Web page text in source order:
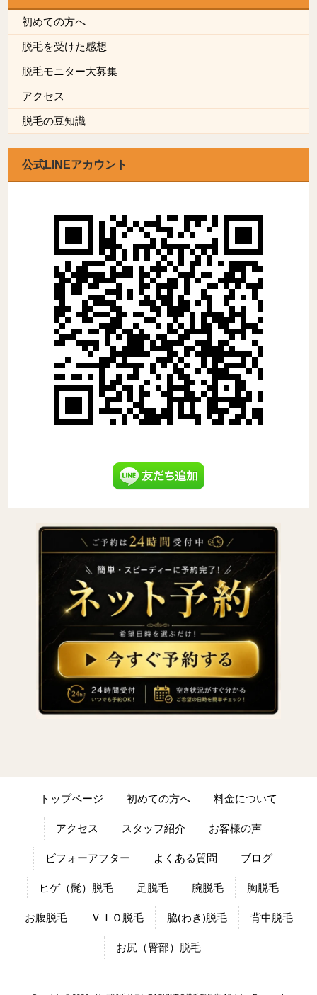
初めての方へ
脱毛を受けた感想
脱毛モニター大募集
アクセス
脱毛の豆知識
公式LINEアカウント
トップページ 初めての方へ 料金について
アクセス スタッフ紹介 お客様の声
ビフォーアフター よくある質問 ブログ
ヒゲ（髭）脱毛 足脱毛 腕脱毛 胸脱毛
お腹脱毛 ＶＩＯ脱毛 脇(わき)脱毛 背中脱毛
お尻（臀部）脱毛